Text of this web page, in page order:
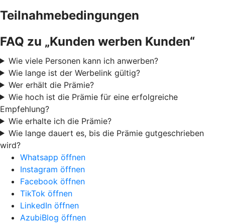
Teilnahmebedingungen
FAQ zu „Kunden werben Kunden“
Wie viele Personen kann ich anwerben?
Wie lange ist der Werbelink gültig?
Wer erhält die Prämie?
Wie hoch ist die Prämie für eine erfolgreiche
Empfehlung?
Wie erhalte ich die Prämie?
Wie lange dauert es, bis die Prämie gutgeschrieben
wird?
Whatsapp öffnen
Instagram öffnen
Facebook öffnen
TikTok öffnen
LinkedIn öffnen
AzubiBlog öffnen